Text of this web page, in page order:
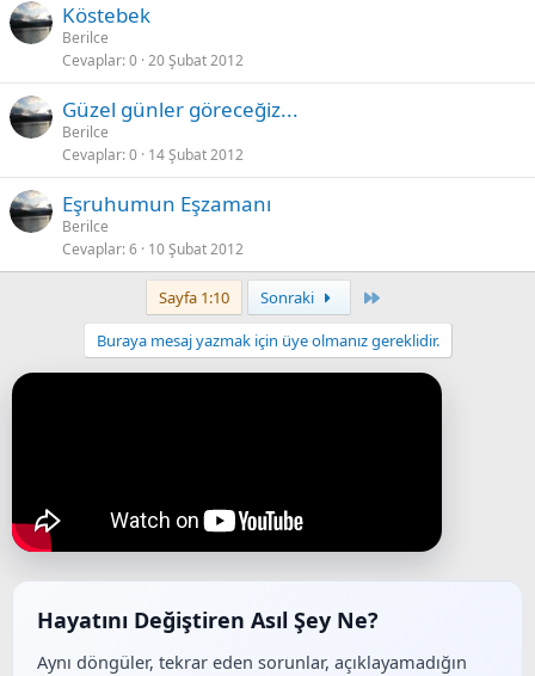
Köstebek
Berilce
Cevaplar 0 20 Şubat 2012
Güzel günler göreceğiz...
Berilce
Cevaplar 0 14 Şubat 2012
Eşruhumun Eşzamanı
Berilce
Cevaplar 6 10 Şubat 2012
Sayfa 1:10 Sonraki
Buraya mesaj yazmak için üye olmanız gereklidir.
Hayatını Değiştiren Asıl Şey Ne?
Aynı döngüler, tekrar eden sorunlar, açıklayamadığın